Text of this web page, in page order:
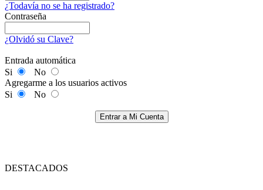
¿Todavía no se ha registrado?
Contraseña
¿Olvidó su Clave?
Entrada automática
Si
No
Agregarme a los usuarios activos
Si
No
Entrar a Mi Cuenta
DESTACADOS